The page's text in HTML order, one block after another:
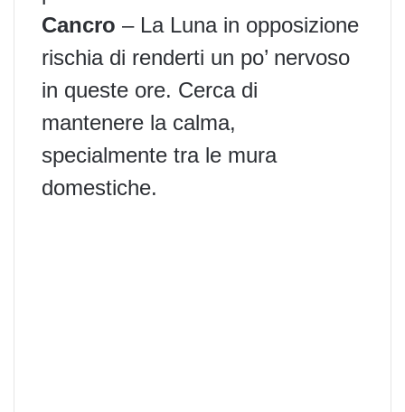
Cancro – La Luna in opposizione
rischia di renderti un po’ nervoso
in queste ore. Cerca di
mantenere la calma,
specialmente tra le mura
domestiche.